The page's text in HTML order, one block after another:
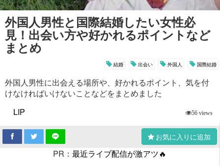
外国人男性と国際結婚したい女性必
見！出会い方や好かれるポイントなど
まとめ
結婚 出会い 外国人 国際結婚
外国人男性に出会える場所や、好かれるポイント、気を付
けなければいけないことなどをまとめました
LIP
56 views
お気に入りに追加
PR： 最近ライブ配信が激アツ🔥